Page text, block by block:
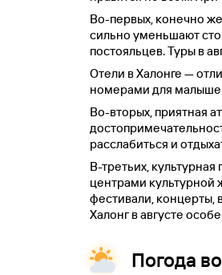
Во-первых, конечно
сильно уменьшают
постояльцев. Туры в
Отели в Халонге —
номерами для
Во-вторых, приятная
расслабиться и
В-третьих,
центрами культурной
фестивали, концерты,
Халонг в августе
Погода